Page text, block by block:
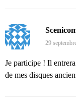
29
Je participe ! Il
de mes disques